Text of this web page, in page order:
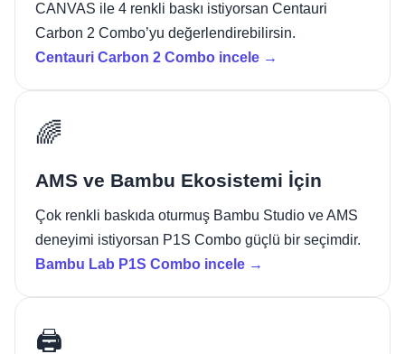
CANVAS ile 4 renkli baskı istiyorsan Centauri
Carbon 2 Combo’yu değerlendirebilirsin.
Centauri Carbon 2 Combo incele →
🌈
AMS ve Bambu Ekosistemi İçin
Çok renkli baskıda oturmuş Bambu Studio ve AMS
deneyimi istiyorsan P1S Combo güçlü bir seçimdir.
Bambu Lab P1S Combo incele →
🖨️